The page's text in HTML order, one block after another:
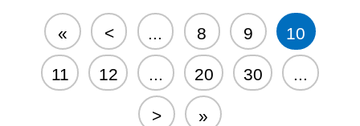
« < 8 9 10
11 12 ... 20 30 ...
> »